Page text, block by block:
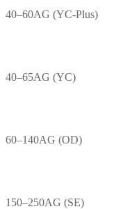
40–60AG (YC-Plus)
40–65AG (YC)
60–140AG (OD)
150–250AG (SE)